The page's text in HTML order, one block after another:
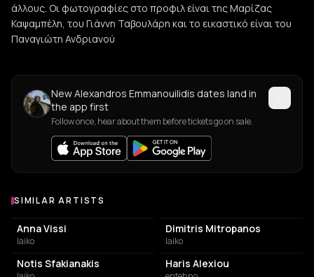
άλλους. Οι φωτογραφίες στο προφιλ είναι της Μαρίζας
Καψαμπέλη, του Γιάννη Ταβουλάρη και το εικαστικό είναι του
Παναγιώτη Ανδριανού
New Alexandros Emmanouilidis dates land in
the app first
Follow once, hear about them before tickets go on sale.
Similar Artists
SIMILAR ARTISTS
Anna Vissi
laiko
Dimitris Mitropanos
laiko
Notis Sfakianakis Haris Alexiou